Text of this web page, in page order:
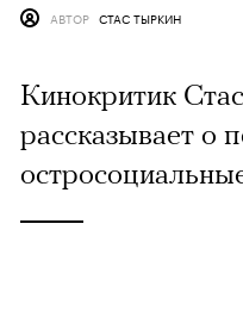
АВТОР СТАС ТЫРКИН
Кинокритик
рассказывает о